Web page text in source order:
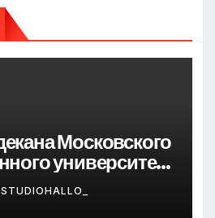
Московского
университета
— от студента
STUDIOHALLO_